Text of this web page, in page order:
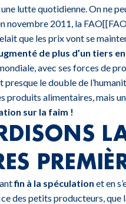
lutte quotidienne. On ne
novembre 2011, la
que les prix vont se
de plus d’un tiers
avec ses forces de
presque le double de
produits alimentaires, mais
sur la faim !
fin à la spéculation et en
des petits producteurs, que